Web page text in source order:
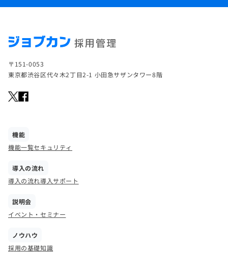
〒151-0053
東京都渋谷区代々木2丁目2-1 小田急サザンタワー8階
機能
機能一覧セキュリティ
導入の流れ
導入の流れ導入サポート
説明会
イベント・セミナー
ノウハウ
採用の基礎知識